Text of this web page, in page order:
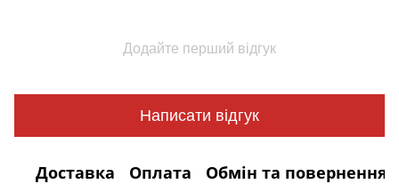
Додайте перший відгук
Написати відгук
Доставка Оплата Обмін та повернення